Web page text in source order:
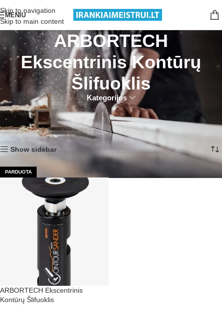
Skip to navigation
Skip to main content
MENIU
ARBORTECH
Ekscentrinis Kontūrų
Šlifuoklis
Kategorijos
Pradžia
Produktai su žymomis “ARBORTECH Ekscentrinis Kontūrų Šlifuoklis”
Rezultatų: 1
Show sidebar
PARDUOTA
ARBORTECH Ekscentrinis
Kontūrų Šlifuoklis